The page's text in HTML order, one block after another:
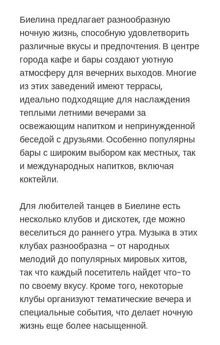
Биелина предлагает разнообразную
ночную жизнь, способную удовлетворить
различные вкусы и предпочтения. В центре
города кафе и бары создают уютную
атмосферу для вечерних выходов. Многие
из этих заведений имеют террасы,
идеально подходящие для наслаждения
теплыми летними вечерами за
освежающим напитком и непринужденной
беседой с друзьями. Особенно популярны
бары с широким выбором как местных, так
и международных напитков, включая
коктейли.
Для любителей танцев в Биелине есть
несколько клубов и дискотек, где можно
веселиться до раннего утра. Музыка в этих
клубах разнообразна – от народных
мелодий до популярных мировых хитов,
так что каждый посетитель найдет что-то
по своему вкусу. Кроме того, некоторые
клубы организуют тематические вечера и
специальные события, что делает ночную
жизнь еще более насыщенной.